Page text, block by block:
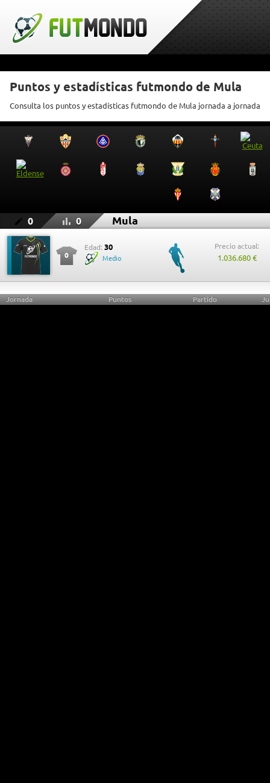
Puntos y estadísticas futmondo de Mula
Consulta los puntos y estadísticas futmondo de Mula jornada a jornada
0 0 Mula
0
Edad: 30
Medio
Precio actual:
1.036.680 €
Jornada Puntos Partido